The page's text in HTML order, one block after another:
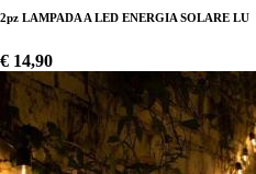
2pz LAMPADA A LED ENERGIA SOLARE LU
€ 14,90